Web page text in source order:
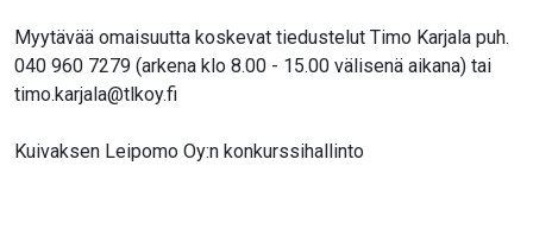
Myytävää omaisuutta koskevat tiedustelut Timo Karjala puh.
040 960 7279 (arkena klo 8.00 - 15.00 välisenä aikana) tai
timo.karjala@tlkoy.fi
Kuivaksen Leipomo Oy:n konkurssihallinto